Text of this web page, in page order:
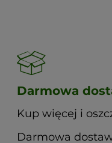
Darmowa
Kup więcej i
Darmowa